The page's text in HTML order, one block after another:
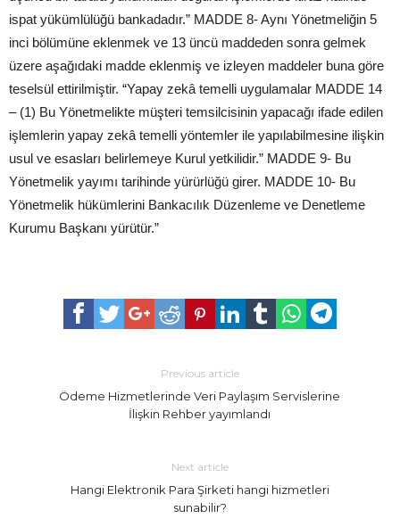
ispat yükümlülüğü bankadadır.” MADDE 8- Aynı Yönetmeliğin 5
inci bölümüne eklenmek ve 13 üncü maddeden sonra gelmek
üzere aşağıdaki madde eklenmiş ve izleyen maddeler buna göre
teselsül ettirilmiştir. “Yapay zekâ temelli uygulamalar MADDE 14
– (1) Bu Yönetmelikte müşteri temsilcisinin yapacağı ifade edilen
işlemlerin yapay zekâ temelli yöntemler ile yapılabilmesine ilişkin
usul ve esasları belirlemeye Kurul yetkilidir.” MADDE 9- Bu
Yönetmelik yayımı tarihinde yürürlüğü girer. MADDE 10- Bu
Yönetmelik hükümlerini Bankacılık Düzenleme ve Denetleme
Kurumu Başkanı yürütür.”
Previous article
Ödeme Hizmetlerinde Veri Paylaşım Servislerine
İlişkin Rehber yayımlandı
Next article
Hangi Elektronik Para Şirketi hangi hizmetleri
sunabilir?